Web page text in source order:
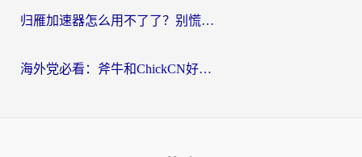
归雁加速器怎么用不了了？别慌，这篇指南教你如何丝滑“回家”
海外党必看：斧牛和ChickCN好用吗？3款热门加速器实测+番茄加速器深度体验